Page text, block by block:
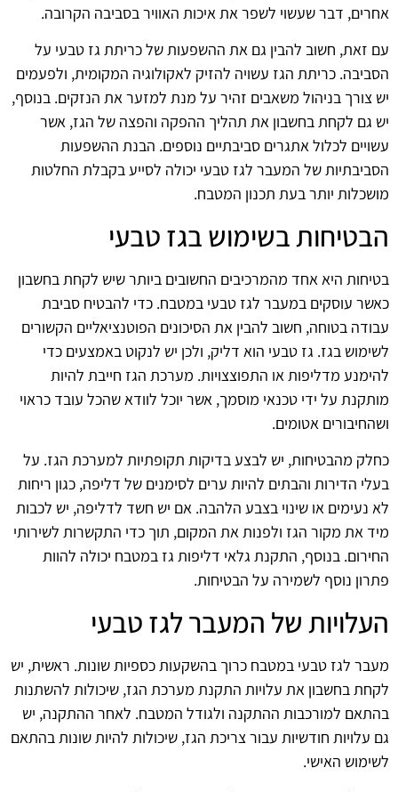
אחרים, דבר שעשוי לשפר את איכות האוויר בסביבה הקרובה.
עם זאת, חשוב להבין גם את ההשפעות של כריתת גז טבעי על
הסביבה. כריתת הגז עשויה להזיק לאקולוגיה המקומית, ולפעמים
יש צורך בניהול משאבים זהיר על מנת למזער את הנזקים. בנוסף,
יש גם לקחת בחשבון את תהליך ההפקה והפצה של הגז, אשר
עשויים לכלול אתגרים סביבתיים נוספים. הבנת ההשפעות
הסביבתיות של המעבר לגז טבעי יכולה לסייע בקבלת החלטות
מושכלות יותר בעת תכנון המטבח.
הבטיחות בשימוש בגז טבעי
בטיחות היא אחד מהמרכיבים החשובים ביותר שיש לקחת בחשבון
כאשר עוסקים במעבר לגז טבעי במטבח. כדי להבטיח סביבת
עבודה בטוחה, חשוב להבין את הסיכונים הפוטנציאליים הקשורים
לשימוש בגז. גז טבעי הוא דליק, ולכן יש לנקוט באמצעים כדי
להימנע מדליפות או התפוצצויות. מערכת הגז חייבת להיות
מותקנת על ידי טכנאי מוסמך, אשר יוכל לוודא שהכל עובד כראוי
ושהחיבורים אטומים.
כחלק מהבטיחות, יש לבצע בדיקות תקופתיות למערכת הגז. על
בעלי הדירות והבתים להיות ערים לסימנים של דליפה, כגון ריחות
לא נעימים או שינוי בצבע הלהבה. אם יש חשד לדליפה, יש לכבות
מיד את מקור הגז ולפנות את המקום, תוך כדי התקשרות לשירותי
החירום. בנוסף, התקנת גלאי דליפות גז במטבח יכולה להוות
פתרון נוסף לשמירה על הבטיחות.
העלויות של המעבר לגז טבעי
מעבר לגז טבעי במטבח כרוך בהשקעות כספיות שונות. ראשית, יש
לקחת בחשבון את עלויות התקנת מערכת הגז, שיכולות להשתנות
בהתאם למורכבות ההתקנה ולגודל המטבח. לאחר ההתקנה, יש
גם עלויות חודשיות עבור צריכת הגז, שיכולות להיות שונות בהתאם
לשימוש האישי.